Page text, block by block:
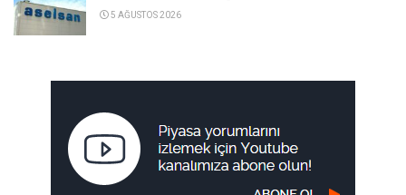
5 AĞUSTOS 2026